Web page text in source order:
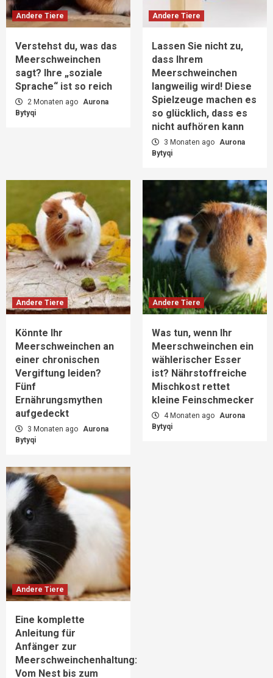
Andere Tiere
Verstehst du, was das
Meerschweinchen
sagt? Ihre „soziale
Sprache“ ist so reich
2 Monaten ago Aurona
Bytyqi
Andere Tiere
Lassen Sie nicht zu,
dass Ihrem
Meerschweinchen
langweilig wird! Diese
Spielzeuge machen es
so glücklich, dass es
nicht aufhören kann
3 Monaten ago Aurona
Bytyqi
Andere Tiere
Könnte Ihr
Meerschweinchen an
einer chronischen
Vergiftung leiden?
Fünf
Ernährungsmythen
aufgedeckt
3 Monaten ago Aurona
Bytyqi
Andere Tiere
Was tun, wenn Ihr
Meerschweinchen ein
wählerischer Esser
ist? Nährstoffreiche
Mischkost rettet
kleine Feinschmecker
4 Monaten ago Aurona
Bytyqi
Andere Tiere
Eine komplette
Anleitung für
Anfänger zur
Meerschweinchenhaltung:
Vom Nest bis zum